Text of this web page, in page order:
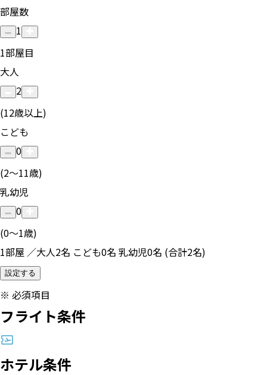
部屋数
1
1部屋目
大人
2
(12歳以上)
こども
0
(2〜11歳)
乳幼児
0
(0〜1歳)
1部屋 ／大人2名 こども0名 乳幼児0名 (合計2名)
設定する
※ 必須項目
フライト条件
ホテル条件